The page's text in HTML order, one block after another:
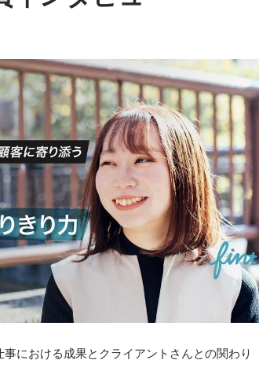
における成果とクライアントさんとの関わり